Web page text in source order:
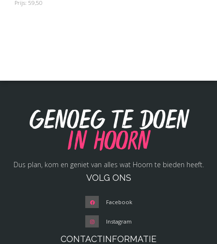
Prijs: 59,50
Genoeg te doen
in Hoorn
Dus plan, kom en geniet van alles wat Hoorn te bieden heeft.
VOLG ONS
Facebook
Instagram
CONTACTINFORMATIE